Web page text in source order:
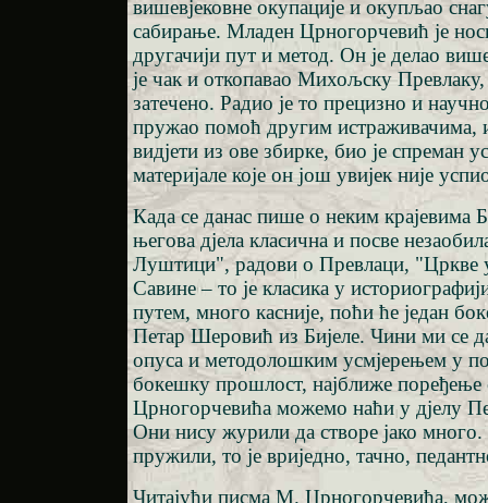
вишевјековне окупације и окупљао
сабирање. Младен Црногорчевић је
другачији пут и метод. Он је делао
је чак и откопавао Михољску Превлаку,
затечено. Радио је то прецизно и
пружао помоћ другим истраживачима,
видјети из ове збирке, био је спреман
материјале које он још увијек није
Када се данас пише о неким крајевима
његова дјела класична и посве
Луштици", радови о Превлаци, "Цркве
Савине – то је класика у
путем, много касније, поћи ће један
Петар Шеровић из Бијеле. Чини ми се
опуса и методолошким усмјерењем у
бокешку прошлост, најближе поређење
Црногорчевића можемо наћи у дјелу
Они нису журили да створе јако
пружили, то је вриједно, тачно,
Читајући писма М. Црногорчевића,